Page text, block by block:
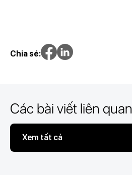
Chia sẻ:
Các bài viết liên quan
Xem tất cả